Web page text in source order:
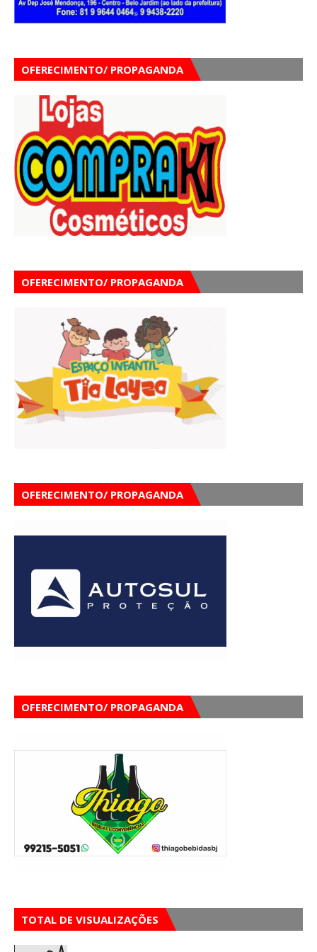
OFERECIMENTO/ PROPAGANDA
OFERECIMENTO/ PROPAGANDA
OFERECIMENTO/ PROPAGANDA
OFERECIMENTO/ PROPAGANDA
TOTAL DE VISUALIZAÇÕES